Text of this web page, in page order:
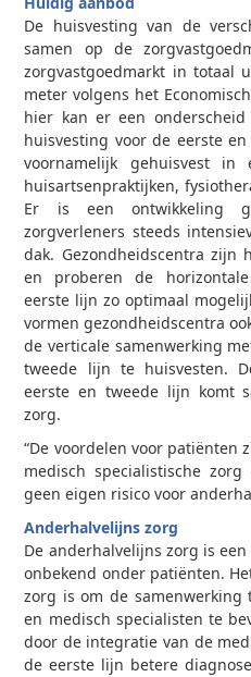
De huisvesting van de
samen op de
zorgvastgoedmarkt in totaal
meter volgens het
hier kan er een
huisvesting voor de eerste
voornamelijk gehuisvest in
huisartsenpraktijken,
Er is een ontwikkeling
zorgverleners steeds
dak. Gezondheidscentra zijn
en proberen de
eerste lijn zo optimaal
vormen gezondheidscentra
de verticale samenwerking
tweede lijn te huisvesten.
eerste en tweede lijn komt
zorg.
“De voordelen voor patiënten
medisch specialistische
geen eigen risico voor
Anderhalvelijns zorg
De anderhalvelijns zorg is
onbekend onder patiënten.
zorg is om de samenwerking
en medisch specialisten te
door de integratie van de
de eerste lijn betere